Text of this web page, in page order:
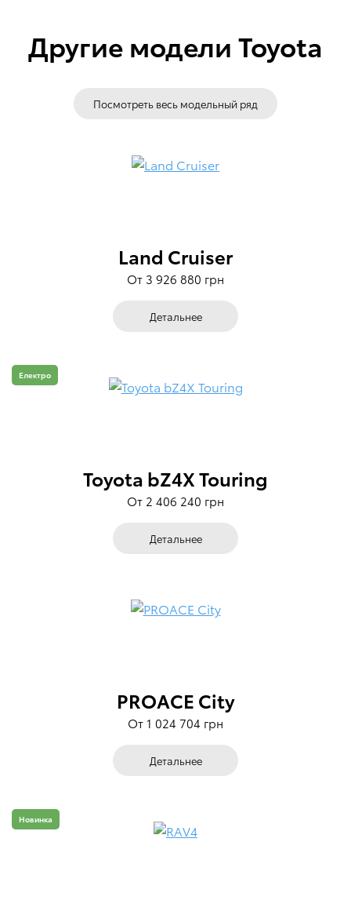
Другие модели Toyota
Посмотреть весь модельный ряд
Land Cruiser
От 3 926 880 грн
Детальнее
Toyota bZ4X Touring
От 2 406 240 грн
Детальнее
Електро
PROACE City
От 1 024 704 грн
Детальнее
Новинка